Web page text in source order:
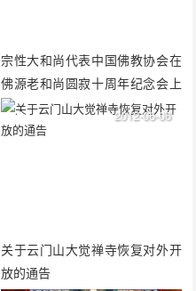
宗性大和尚代表中国佛教协会在
佛源老和尚圆寂十周年纪念会上
的致辞
关于云门山大觉禅寺恢复对外开
放的通告
2012-06-06